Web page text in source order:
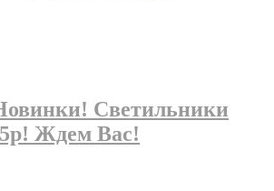
Светильники
Ждем Вас!